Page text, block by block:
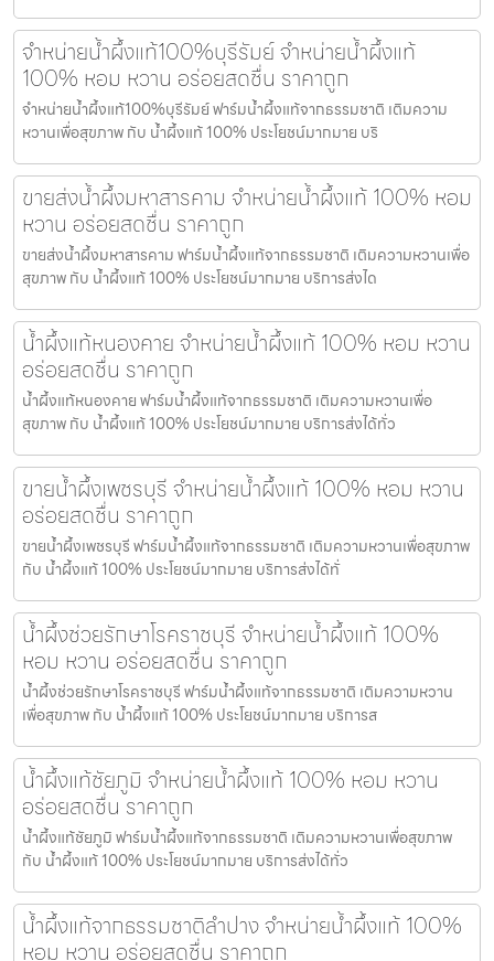
จำหน่ายน้ำผึ้งแท้100%บุรีรัมย์ จำหน่ายน้ำผึ้งแท้
100% หอม หวาน อร่อยสดชื่น ราคาถูก
จำหน่ายน้ำผึ้งแท้100%บุรีรัมย์ ฟาร์มน้ำผึ้งแท้จากธรรมชาติ เติมความ
หวานเพื่อสุขภาพ กับ น้ำผึ้งแท้ 100% ประโยชน์มากมาย บริ
ขายส่งน้ำผึ้งมหาสารคาม จำหน่ายน้ำผึ้งแท้ 100% หอม
หวาน อร่อยสดชื่น ราคาถูก
ขายส่งน้ำผึ้งมหาสารคาม ฟาร์มน้ำผึ้งแท้จากธรรมชาติ เติมความหวานเพื่อ
สุขภาพ กับ น้ำผึ้งแท้ 100% ประโยชน์มากมาย บริการส่งได
น้ำผึ้งแท้หนองคาย จำหน่ายน้ำผึ้งแท้ 100% หอม หวาน
อร่อยสดชื่น ราคาถูก
น้ำผึ้งแท้หนองคาย ฟาร์มน้ำผึ้งแท้จากธรรมชาติ เติมความหวานเพื่อ
สุขภาพ กับ น้ำผึ้งแท้ 100% ประโยชน์มากมาย บริการส่งได้ทั่ว
ขายน้ำผึ้งเพชรบุรี จำหน่ายน้ำผึ้งแท้ 100% หอม หวาน
อร่อยสดชื่น ราคาถูก
ขายน้ำผึ้งเพชรบุรี ฟาร์มน้ำผึ้งแท้จากธรรมชาติ เติมความหวานเพื่อสุขภาพ
กับ น้ำผึ้งแท้ 100% ประโยชน์มากมาย บริการส่งได้ทั่
น้ำผึ้งช่วยรักษาโรคราชบุรี จำหน่ายน้ำผึ้งแท้ 100%
หอม หวาน อร่อยสดชื่น ราคาถูก
น้ำผึ้งช่วยรักษาโรคราชบุรี ฟาร์มน้ำผึ้งแท้จากธรรมชาติ เติมความหวาน
เพื่อสุขภาพ กับ น้ำผึ้งแท้ 100% ประโยชน์มากมาย บริการส
น้ำผึ้งแท้ชัยภูมิ จำหน่ายน้ำผึ้งแท้ 100% หอม หวาน
อร่อยสดชื่น ราคาถูก
น้ำผึ้งแท้ชัยภูมิ ฟาร์มน้ำผึ้งแท้จากธรรมชาติ เติมความหวานเพื่อสุขภาพ
กับ น้ำผึ้งแท้ 100% ประโยชน์มากมาย บริการส่งได้ทั่ว
น้ำผึ้งแท้จากธรรมชาติลำปาง จำหน่ายน้ำผึ้งแท้ 100%
หอม หวาน อร่อยสดชื่น ราคาถูก